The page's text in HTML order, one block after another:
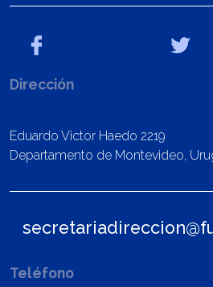
Dirección
Eduardo Victor Haedo 2219
Departamento de Montevideo,
Teléfono